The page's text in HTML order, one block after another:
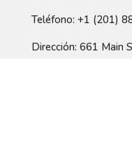
Teléfono: +1 (201)
Dirección: 661 Main